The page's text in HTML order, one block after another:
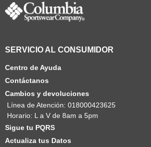
SERVICIO AL CONSUMIDOR
Centro de Ayuda
Contáctanos
Cambios y devoluciones
Línea de Atención: 018000423625
Horario: L a V de 8am a 5pm
Sigue tu PQRS
Actualiza tus Datos